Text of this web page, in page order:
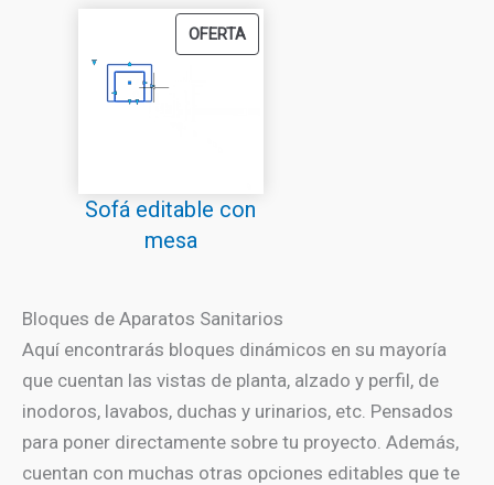
OFERTAPRODUCTO
Sofá editable con
mesa
Bloques de Aparatos Sanitarios
Aquí encontrarás bloques dinámicos en su mayoría
que cuentan las vistas de planta, alzado y perfil, de
inodoros, lavabos, duchas y urinarios, etc. Pensados
para poner directamente sobre tu proyecto. Además,
cuentan con muchas otras opciones editables que te